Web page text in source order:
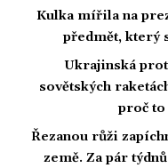
Kulka mířila na
předmět, který
Ukrajinská
sovětských
proč to
Řezanou růži
země. Za pár